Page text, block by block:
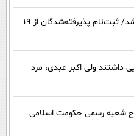
نتایج آزمون مدارس سمپاد اعلام شد/ ثبت‌نام پذیرفته‌شدگان از ۱۹
داشتند ولی اکبر عبدی، مرد
شعبه رسمی حکومت اسلامی